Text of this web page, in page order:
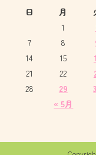
日
月
« 5月
1
7
8
14
15
21
22
28
29